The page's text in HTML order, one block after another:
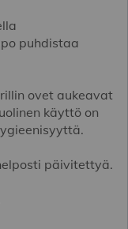
puhdistaa
ovet aukeavat
käyttö on
päivitettyä.